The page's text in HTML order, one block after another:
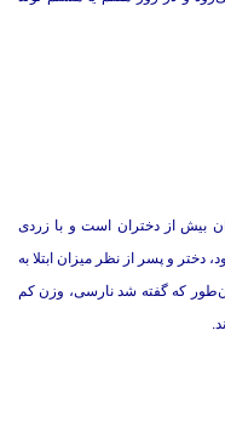
بیش از دختران است و با زردی
و پسر از نظر میزان ابتلا به
كه گفته شد نارسی، وزن كم